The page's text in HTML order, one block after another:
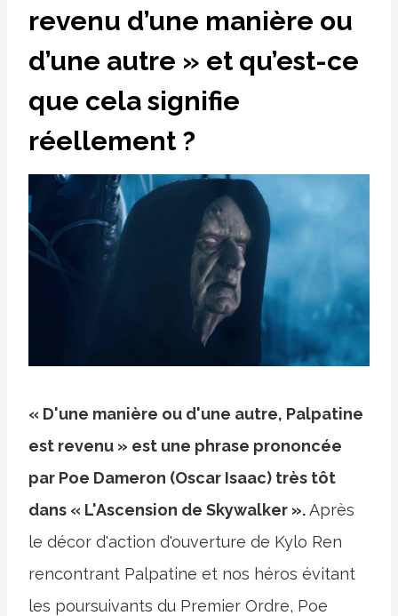
revenu d’une manière ou
d’une autre » et qu’est-ce
que cela signifie
réellement ?
« D'une manière ou d'une autre, Palpatine
est revenu » est une phrase prononcée
par Poe Dameron (Oscar Isaac) très tôt
dans « L'Ascension de Skywalker ».Après
le décor d'action d'ouverture de Kylo Ren
rencontrant Palpatine et nos héros évitant
les poursuivants du Premier Ordre, Poe